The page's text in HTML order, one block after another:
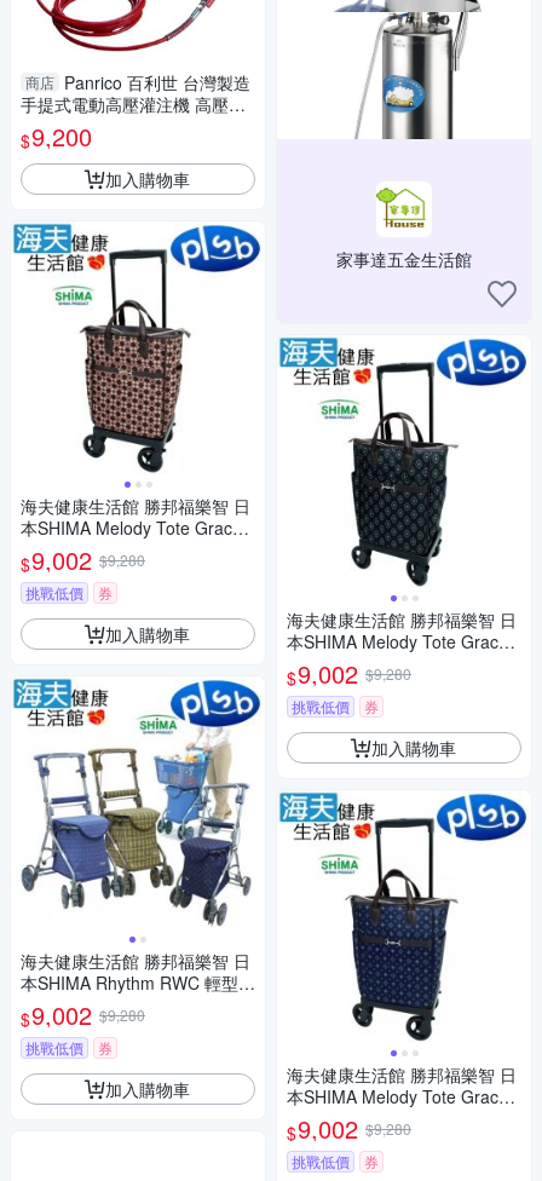
商店 Panrico 百利世 台灣製造
手提式電動高壓灌注機 高壓注
射止水止漏修補最佳工具
$9,200
加入購物車
海夫健康生活館 勝邦福樂智 日
本SHIMA Melody Tote Grace
側推型購物車 SMG-351714 花
紋圓點巧克力
$9,002 $9,280
挑戰低價
券
加入購物車
海夫健康生活館 勝邦福樂智 日
本SHIMA Rhythm RWC 輕型散
步購物車 多款花色任選1入
$9,002 $9,280
挑戰低價
券
加入購物車
家事達五金生活館
海夫健康生活館 勝邦福樂智 日
本SHIMA Melody Tote Grace
側推型購物車 SMG-351707 黑
菱格
$9,002 $9,280
挑戰低價
券
加入購物車
海夫健康生活館 勝邦福樂智 日
本SHIMA Melody Tote Grace
側推型購物車 SMG-351721 紫
菱格
$9,002 $9,280
挑戰低價
券